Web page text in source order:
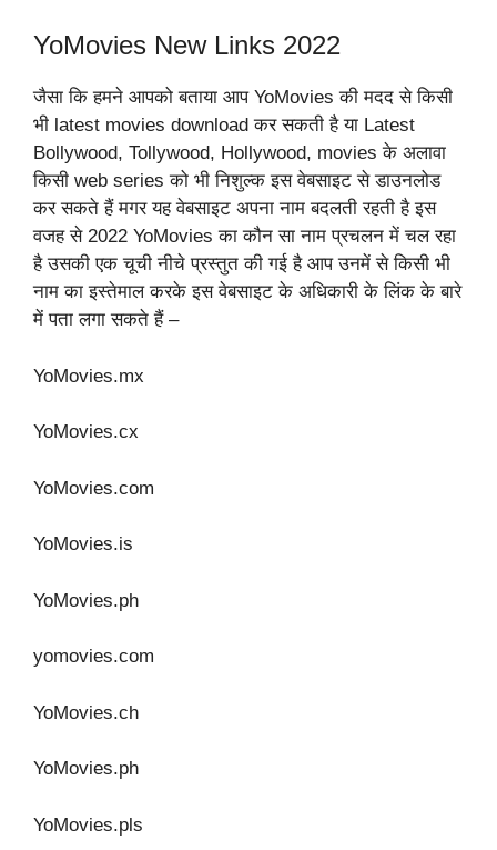
YoMovies New Links 2022
जैसा कि हमने आपको बताया आप YoMovies की मदद से किसी
भी latest movies download कर सकती है या Latest
Bollywood, Tollywood, Hollywood, movies के अलावा
किसी web series को भी निशुल्क इस वेबसाइट से डाउनलोड
कर सकते हैं मगर यह वेबसाइट अपना नाम बदलती रहती है इस
वजह से 2022 YoMovies का कौन सा नाम प्रचलन में चल रहा
है उसकी एक चूची नीचे प्रस्तुत की गई है आप उनमें से किसी भी
नाम का इस्तेमाल करके इस वेबसाइट के अधिकारी के लिंक के बारे
में पता लगा सकते हैं –
YoMovies.mx
YoMovies.cx
YoMovies.com
YoMovies.is
YoMovies.ph
yomovies.com
YoMovies.ch
YoMovies.ph
YoMovies.pls